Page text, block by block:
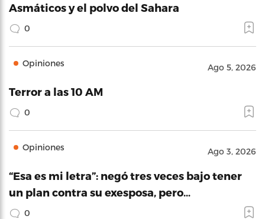
Asmáticos y el polvo del Sahara
0
Opiniones Ago 5, 2026
Terror a las 10 AM
0
Opiniones Ago 3, 2026
“Esa es mi letra”: negó tres veces bajo tener
un plan contra su exesposa, pero…
0